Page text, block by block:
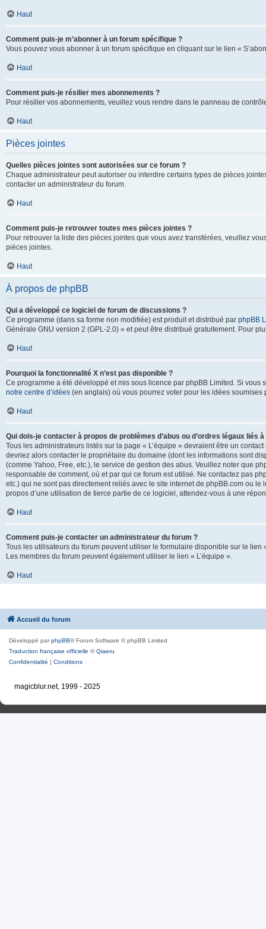
Haut
Comment puis-je m’abonner à un forum spécifique ?
Vous pouvez vous abonner à un forum spécifique en cliquant sur le lien «
Haut
Comment puis-je résilier mes abonnements ?
Pour résilier vos abonnements, veuillez vous rendre dans le panneau de
Haut
Pièces jointes
Quelles pièces jointes sont autorisées sur ce forum ?
Chaque administrateur peut autoriser ou interdire certains types de pièces
contacter un administrateur du forum.
Haut
Comment puis-je retrouver toutes mes pièces jointes ?
Pour retrouver la liste des pièces jointes que vous avez transférées, veuillez
pièces jointes.
Haut
À propos de phpBB
Qui a développé ce logiciel de forum de discussions ?
Ce programme (dans sa forme non modifiée) est produit et distribué par phpBB
Générale GNU version 2 (GPL-2.0) » et peut être distribué gratuitement. Pour
Haut
Pourquoi la fonctionnalité X n’est pas disponible ?
Ce programme a été développé et mis sous licence par phpBB Limited. Si
notre centre d’idées (en anglais) où vous pourrez voter pour les idées soumises
Haut
Qui dois-je contacter à propos de problèmes d’abus ou d’ordres légaux liés
Tous les administrateurs listés sur la page « L’équipe » devraient être un
devriez alors contacter le propriétaire du domaine (dont les informations sont
(comme Yahoo, Free, etc.), le service de gestion des abus. Veuillez noter que
responsable de comment, où et par qui ce forum est utilisé. Ne contactez pas
etc.) qui ne sont pas directement reliés avec le site internet de phpBB.com ou
propos d’une utilisation de tierce partie de ce logiciel, attendez-vous à une
Haut
Comment puis-je contacter un administrateur du forum ?
Tous les utilisateurs du forum peuvent utiliser le formulaire disponible sur le
Les membres du forum peuvent également utiliser le lien « L’équipe ».
Haut
Accueil du forum
Développé parphpBB® Forum Software © phpBB Limited
Traduction française officielle ©Qiaeru
Confidentialité | Conditions
magicblur.net, 1999 - 2025